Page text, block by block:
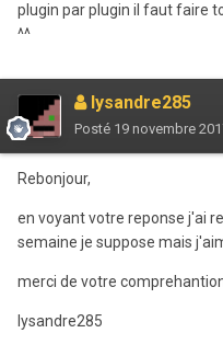
plugin par plugin il faut faire
^^
lysandre285
Posté 19 novembre
Rebonjour,
en voyant votre reponse j'ai
semaine je suppose mais
merci de votre
lysandre285